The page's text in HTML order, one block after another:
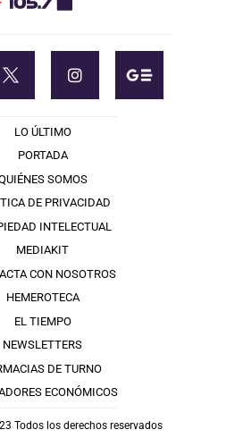
LO ÚLTIMO
PORTADA
SOMOS
DE PRIVACIDAD
INTELECTUAL
MEDIAKIT
CON NOSOTROS
HEMEROTECA
EL TIEMPO
NEWSLETTERS
DE TURNO
ECONÓMICOS
Todos los derechos reservados